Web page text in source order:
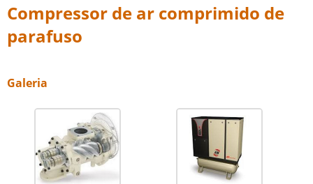
Compressor de ar comprimido de
parafuso
Galeria